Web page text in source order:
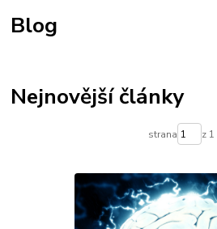
doplněk stravy
Blog
Nejnovější články
strana z 1